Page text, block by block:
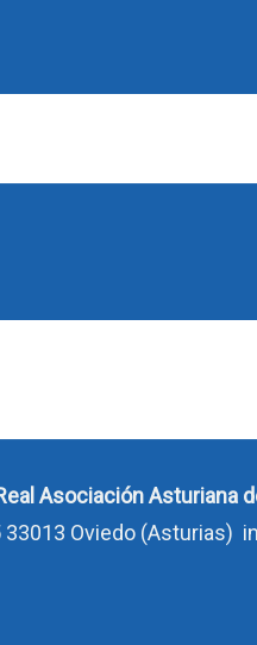
Asociación Asturiana
33013 Oviedo (Asturias)